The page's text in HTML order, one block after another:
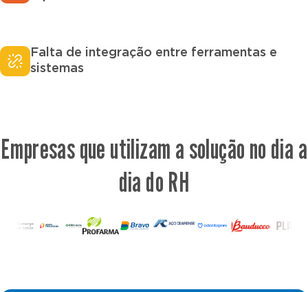
Falta de integração entre ferramentas e
sistemas
Empresas que utilizam a solução no dia a
dia do RH